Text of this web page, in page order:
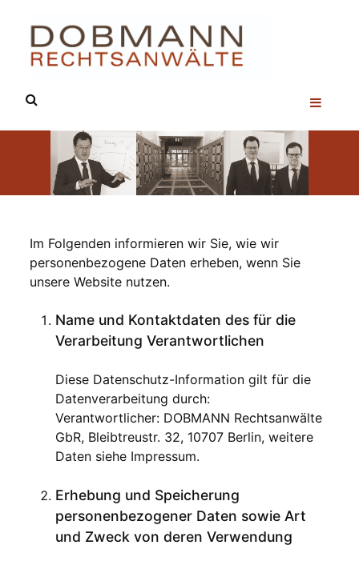
Im Folgenden informieren wir Sie, wie wir
personenbezogene Daten erheben, wenn Sie
unsere Website nutzen.
Name und Kontaktdaten des für die
Verarbeitung Verantwortlichen
Diese Datenschutz-Information gilt für die
Datenverarbeitung durch:
Verantwortlicher: DOBMANN Rechtsanwälte
GbR, Bleibtreustr. 32, 10707 Berlin, weitere
Daten siehe Impressum.
Erhebung und Speicherung
personenbezogener Daten sowie Art
und Zweck von deren Verwendung